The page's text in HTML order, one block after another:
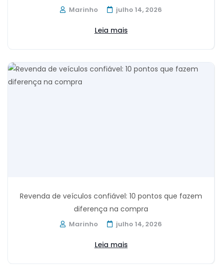
Marinho julho 14, 2026
Leia mais
Revenda de veículos confiável: 10 pontos que fazem
diferença na compra
Marinho julho 14, 2026
Leia mais